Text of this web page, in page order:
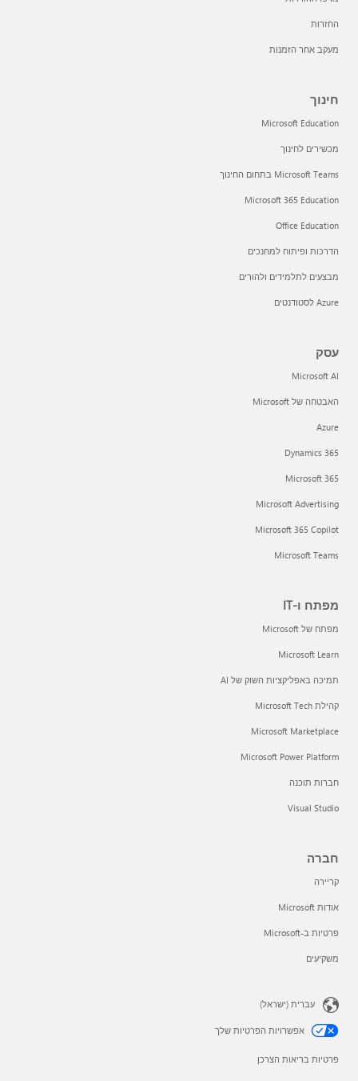
החזרות
מעקב אחר הזמנות
חינוך
Microsoft Education
מכשירים לחינוך
Microsoft Teams בתחום החינוך
Microsoft 365 Education
Office Education
הדרכות ופיתוח למחנכים
מבצעים לתלמידים ולהורים
Azure לסטודנטים
עסק
Microsoft AI
האבטחה של Microsoft
Azure
Dynamics 365
Microsoft 365
Microsoft Advertising
Microsoft 365 Copilot
Microsoft Teams
מפתח ו-IT
מפתח של Microsoft
Microsoft Learn
תמיכה באפליקציות השוק של AI
קהילת Microsoft Tech
Microsoft Marketplace
Microsoft Power Platform
חברות תוכנה
Visual Studio
חברה
קריירה
אודות Microsoft
פרטיות ב-Microsoft
משקיעים
עברית (ישראל)
אפשרויות הפרטיות שלך
פרטיות בריאות הצרכן